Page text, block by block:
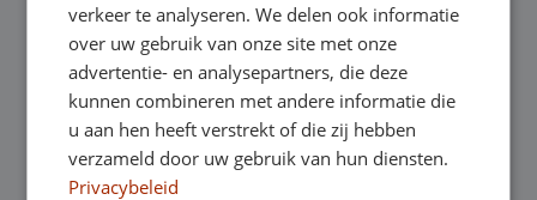
Onze showrooms
Je bent van harte welkom in een van onze
showrooms om de occasions te bekijken –
verkeer te analyseren. We delen ook informatie
over uw gebruik van onze site met onze
advertentie- en analysepartners, die deze
kunnen combineren met andere informatie die
u aan hen heeft verstrekt of die zij hebben
verzameld door uw gebruik van hun diensten.
Privacybeleid